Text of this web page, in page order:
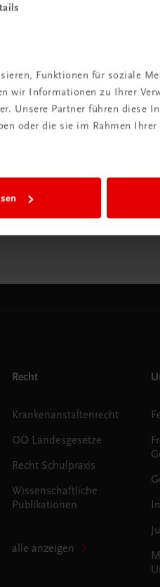
Funktionen für soziale
wir Informationen zu Ihrer
Unsere Partner führen diese
oder die sie im Rahmen
GmbH
Linz
Recht
Krankenanstaltenrecht
OÖ Landesgesetze
Recht Schulpraxis
Wissenschaftliche
Publikationen
alle anzeigen